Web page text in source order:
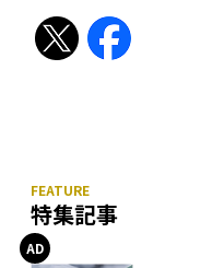
特集記事